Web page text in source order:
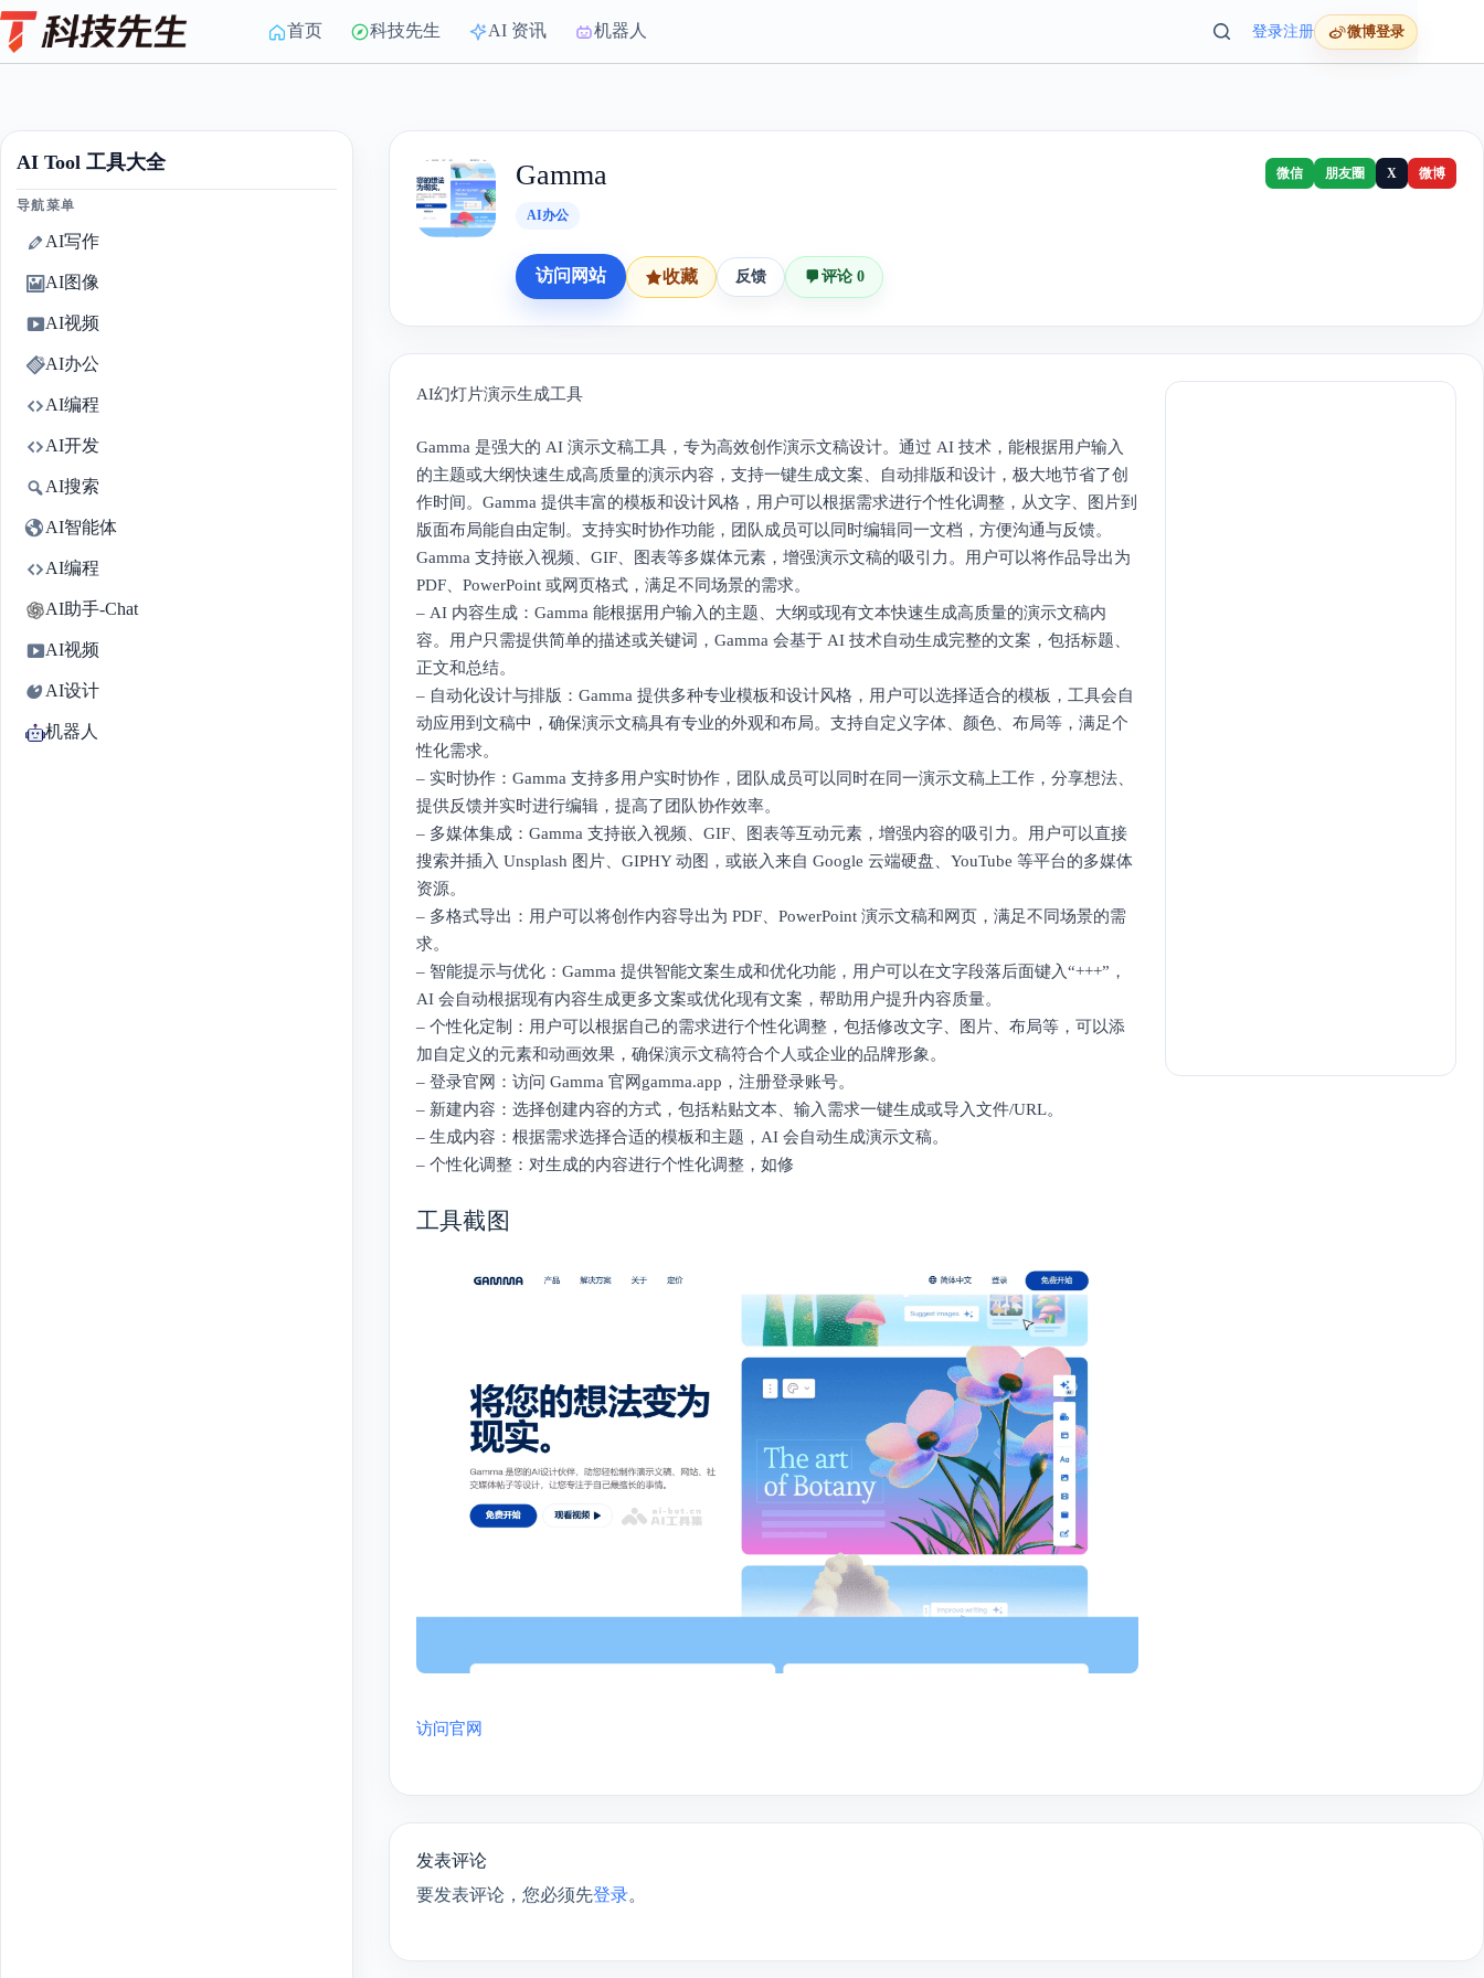
Skip
to
content
首页 科技先生 AI 资讯 机器人 登录注册 微博登录
AI Tool 工具大全
导航菜单
AI写作
AI图像
AI视频
AI办公
AI编程
AI开发
AI搜索
AI智能体
AI编程
AI助手-Chat
AI视频
AI设计
机器人
Gamma 微信 朋友圈 X 微博
AI办公
访问网站 收藏 反馈 评论 0
AI幻灯片演示生成工具
Gamma 是强大的 AI 演示文稿工具，专为高效创作演示文稿设计。通过 AI 技术，能根据用户输入
的主题或大纲快速生成高质量的演示内容，支持一键生成文案、自动排版和设计，极大地节省了创
作时间。Gamma 提供丰富的模板和设计风格，用户可以根据需求进行个性化调整，从文字、图片到
版面布局能自由定制。支持实时协作功能，团队成员可以同时编辑同一文档，方便沟通与反馈。
Gamma 支持嵌入视频、GIF、图表等多媒体元素，增强演示文稿的吸引力。用户可以将作品导出为
PDF、PowerPoint 或网页格式，满足不同场景的需求。
– AI 内容生成：Gamma 能根据用户输入的主题、大纲或现有文本快速生成高质量的演示文稿内
容。用户只需提供简单的描述或关键词，Gamma 会基于 AI 技术自动生成完整的文案，包括标题、
正文和总结。
– 自动化设计与排版：Gamma 提供多种专业模板和设计风格，用户可以选择适合的模板，工具会自
动应用到文稿中，确保演示文稿具有专业的外观和布局。支持自定义字体、颜色、布局等，满足个
性化需求。
– 实时协作：Gamma 支持多用户实时协作，团队成员可以同时在同一演示文稿上工作，分享想法、
提供反馈并实时进行编辑，提高了团队协作效率。
– 多媒体集成：Gamma 支持嵌入视频、GIF、图表等互动元素，增强内容的吸引力。用户可以直接
搜索并插入 Unsplash 图片、GIPHY 动图，或嵌入来自 Google 云端硬盘、YouTube 等平台的多媒体
资源。
– 多格式导出：用户可以将创作内容导出为 PDF、PowerPoint 演示文稿和网页，满足不同场景的需
求。
– 智能提示与优化：Gamma 提供智能文案生成和优化功能，用户可以在文字段落后面键入“+++”，
AI 会自动根据现有内容生成更多文案或优化现有文案，帮助用户提升内容质量。
– 个性化定制：用户可以根据自己的需求进行个性化调整，包括修改文字、图片、布局等，可以添
加自定义的元素和动画效果，确保演示文稿符合个人或企业的品牌形象。
– 登录官网：访问 Gamma 官网gamma.app，注册登录账号。
– 新建内容：选择创建内容的方式，包括粘贴文本、输入需求一键生成或导入文件/URL。
– 生成内容：根据需求选择合适的模板和主题，AI 会自动生成演示文稿。
– 个性化调整：对生成的内容进行个性化调整，如修
工具截图
访问官网
发表评论
要发表评论，您必须先登录。